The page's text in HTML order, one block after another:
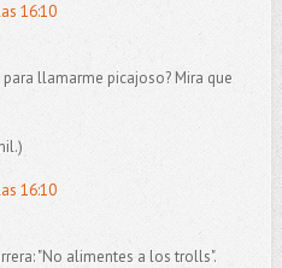
16:10
llamarme picajoso? Mira que
16:10
"No alimentes a los trolls".